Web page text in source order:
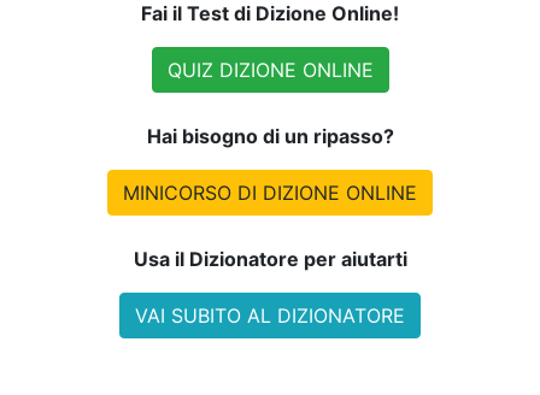
Fai il Test di Dizione Online!
QUIZ DIZIONE ONLINE
Hai bisogno di un ripasso?
MINICORSO DI DIZIONE ONLINE
Usa il Dizionatore per aiutarti
VAI SUBITO AL DIZIONATORE